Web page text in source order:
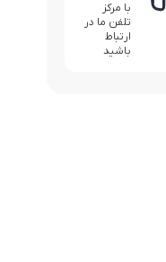
با مرکز
تلفن ما در
ارتباط
باشید